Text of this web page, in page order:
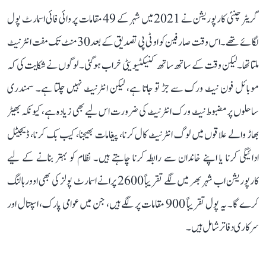
گریٹر چنئی کارپوریشن نے 2021 میں شہر کے 49 مقامات پر وائی فائی اسمارٹ پول
لگائے تھے۔ اس وقت صارفین کو او ٹی پی تصدیق کے بعد 30 منٹ تک مفت انٹرنیٹ
ملتا تھا۔ لیکن وقت کے ساتھ ساتھ کنیکٹیویٹی خراب ہو گئی۔ لوگوں نے شکایت کی کہ
موبائل فون نیٹ ورک سے جڑ تو جاتا ہے، لیکن انٹرنیٹ نہیں چلتا ہے۔ سمندری
ساحلوں پر مضبوط نیٹ ورک انٹرنیٹ کی ضرورت اس لیے بھی زیادہ ہے، کیونکہ بھیڑ
بھاڑ والے علاقوں میں لوگ انٹرنیٹ کال کرنا، پیغامات بھیجنا، کیب بک کرنا، ڈیجیٹل
ادائیگی کرنا یا اپنے خاندان سے رابطہ کرنا چاہتے ہیں۔ نظام کو بہتر بنانے کے لیے
کارپوریشن اب شہر بھر میں لگے تقریباً 2600 پرانے اسمارٹ پولز کی بھی اوورہالنگ
کرے گا۔ یہ پول تقریباً 900 مقامات پر لگے ہیں، جن میں عوامی پارک، اسپتال اور
سرکاری دفاتر شامل ہیں۔